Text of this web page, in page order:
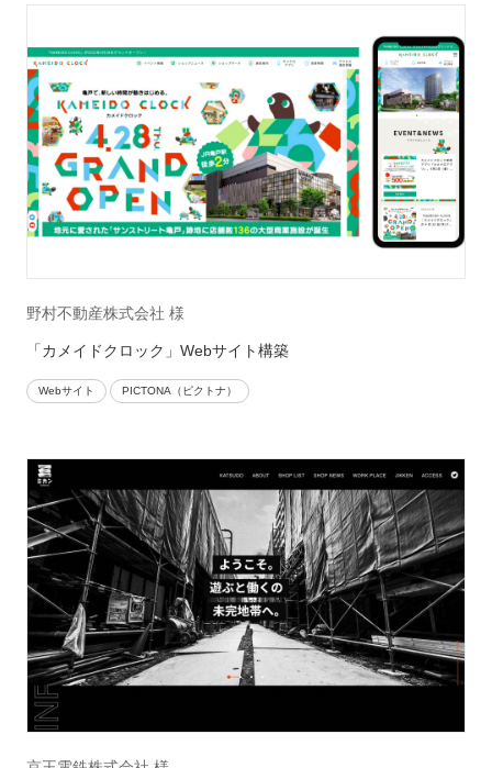
野村不動産株式会社 様
「カメイドクロック」Webサイト構築
Webサイト PICTONA（ピクトナ）